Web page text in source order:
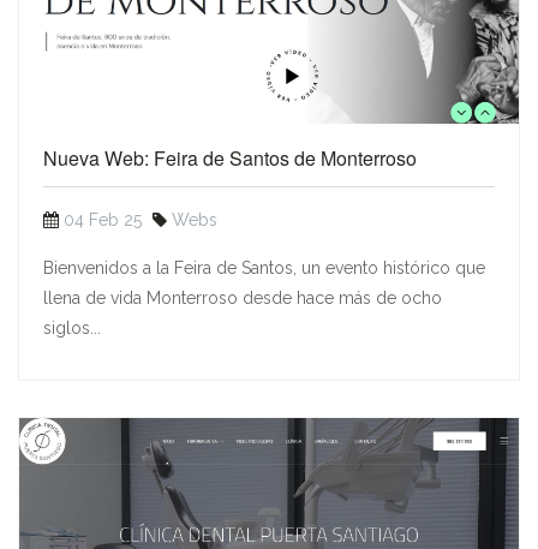
Nueva Web: Feira de Santos de Monterroso
04 Feb 25 Webs
Bienvenidos a la Feira de Santos, un evento histórico que
llena de vida Monterroso desde hace más de ocho
siglos...